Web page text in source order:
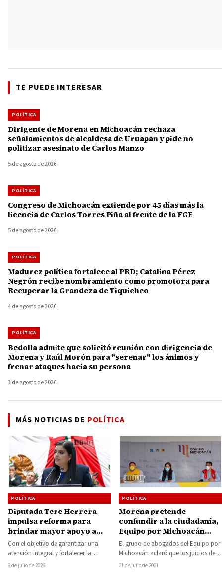
TE PUEDE INTERESAR
POLÍTICA
Dirigente de Morena en Michoacán rechaza
señalamientos de alcaldesa de Uruapan y pide no
politizar asesinato de Carlos Manzo
5 de agosto de 2026
POLÍTICA
Congreso de Michoacán extiende por 45 días más la
licencia de Carlos Torres Piña al frente de la FGE
5 de agosto de 2026
POLÍTICA
Madurez política fortalece al PRD; Catalina Pérez
Negrón recibe nombramiento como promotora para
Recuperar la Grandeza de Tiquicheo
4 de agosto de 2026
POLÍTICA
Bedolla admite que solicitó reunión con dirigencia de
Morena y Raúl Morón para "serenar" los ánimos y
frenar ataques hacia su persona
3 de agosto de 2026
MÁS NOTICIAS DE POLÍTICA
POLÍTICA
Diputada Tere Herrera
impulsa reforma para
brindar mayor apoyo a
personas con
enfermedades raras en
Michoacán
Con el objetivo de garantizar una
atención integral y fortalecer la
asistencia social para quienes
9 de julio de 2026
POLÍTICA
Morena pretende
confundir a la ciudadanía,
Equipo por Michoacán
desmintió que la
impugnación madre fuera
desechada, están a la
espera de su revisión por
El grupo de abogados del Equipo por
Michoacán aclaró que los juicios de
inconformidad que desechara la
21 de julio de 2021